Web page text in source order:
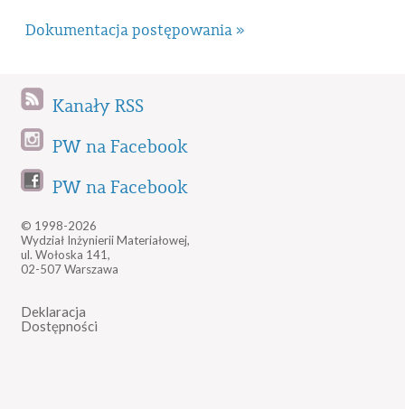
Dokumentacja postępowania »
Kanały RSS
PW na Facebook
PW na Facebook
© 1998-2026
Wydział Inżynierii Materiałowej,
ul. Wołoska 141,
02-507 Warszawa
Deklaracja
Dostępności